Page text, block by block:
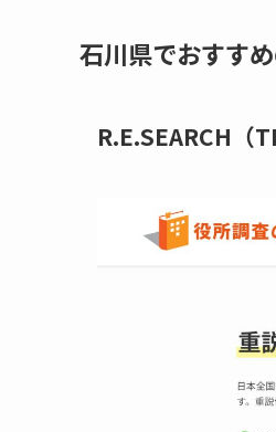
石川県でおすす
R.E.SEARCH （